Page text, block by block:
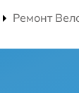
Ремонт